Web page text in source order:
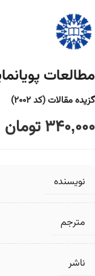
مطالعات
گزیده مقالات (کد ۲۰۰۲)
340,000تومان
نویسنده
مترجم
ناشر